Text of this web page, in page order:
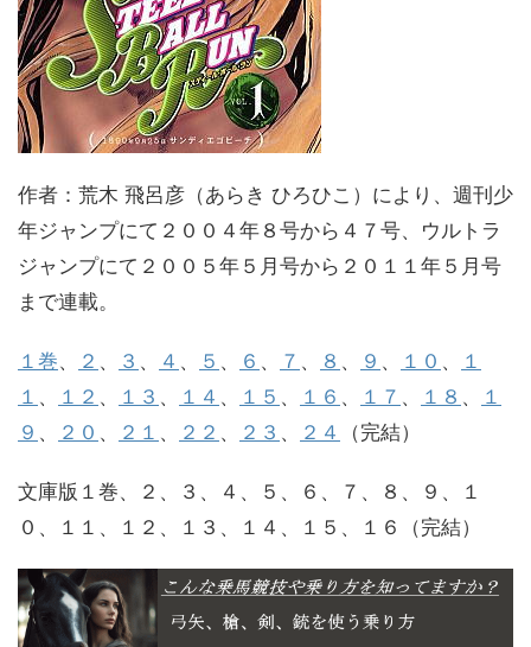
作者：荒木 飛呂彦（あらき ひろひこ）により、週刊少
年ジャンプにて２００４年８号から４７号、ウルトラ
ジャンプにて２００５年５月号から２０１１年５月号
まで連載。
１巻、 ２ 、 ３ 、 ４ 、 ５ 、 ６ 、 ７ 、 ８ 、 ９ 、 １０ 、
１
１ 、 １２ 、 １３ 、 １４ 、 １５ 、 １６ 、 １７ 、 １８ 、
１
９ 、 ２０ 、 ２１ 、 ２２ 、 ２３ 、 ２４ （完結）
文庫版１巻、２、３、４、５、６、７、８、９、１
０、１１、１２、１３、１４、１５、１６（完結）